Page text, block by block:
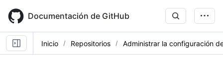
main
content
Documentación de GitHub
Inicio Repositorios Administrar la configuración